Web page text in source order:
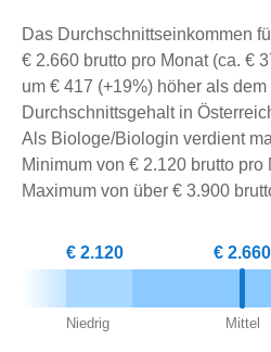
Das Durchschnittseinkommen
€ 2.660 brutto pro Monat (ca. €
um € 417 (+19%) höher als
Durchschnittsgehalt in
Als Biologe/Biologin verdient
Minimum von € 2.120 brutto pro
Maximum von über € 3.900
€ 2.120
Niedrig
€ 2.660
Mittel